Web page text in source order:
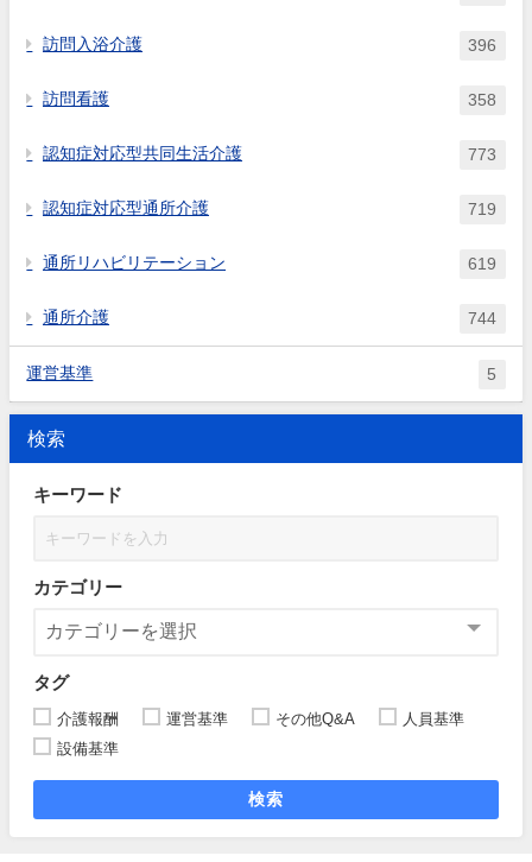
訪問入浴介護 396
訪問看護 358
認知症対応型共同生活介護 773
認知症対応型通所介護 719
通所リハビリテーション 619
通所介護 744
運営基準 5
検索
キーワード
カテゴリー
タグ
介護報酬 運営基準 その他Q&A
人員基準
設備基準
検索